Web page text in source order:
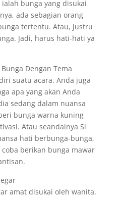
bunga yang disukai
ada sebagian orang
tertentu. Atau, justru
Jadi, harus hati-hati ya
Dengan Tema
suatu acara. Anda juga
apa yang akan Anda
sedang dalam nuansa
bunga warna kuning
Atau seandainya Si
hati berbunga-bunga,
berikan bunga mawar
amat disukai oleh wanita.